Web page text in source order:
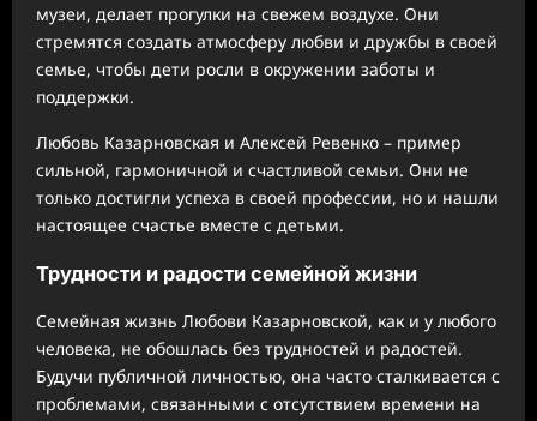
музеи, делает прогулки на свежем воздухе. Они
стремятся создать атмосферу любви и дружбы в своей
семье, чтобы дети росли в окружении заботы и
поддержки.
Любовь Казарновская и Алексей Ревенко – пример
сильной, гармоничной и счастливой семьи. Они не
только достигли успеха в своей профессии, но и нашли
настоящее счастье вместе с детьми.
Трудности и радости семейной жизни
Семейная жизнь Любови Казарновской, как и у любого
человека, не обошлась без трудностей и радостей.
Будучи публичной личностью, она часто сталкивается с
проблемами, связанными с отсутствием времени на